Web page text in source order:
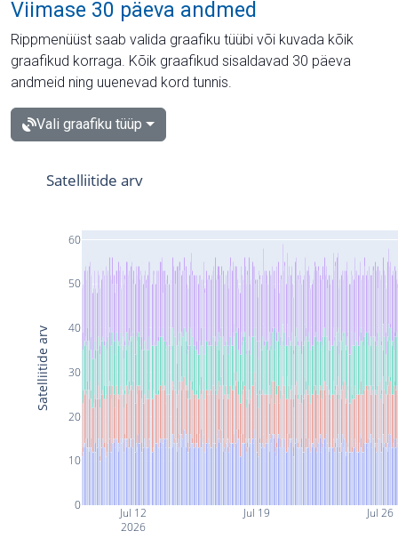
Viimase 30 päeva andmed
Rippmenüüst saab valida graafiku tüübi või kuvada kõik
graafikud korraga. Kõik graafikud sisaldavad 30 päeva
andmeid ning uuenevad kord tunnis.
Vali graafiku tüüp
Jul 12
2026
Jul 19 Jul 26
0
10
20
30
40
50
60
Satelliitide arv
Satelliitide arv